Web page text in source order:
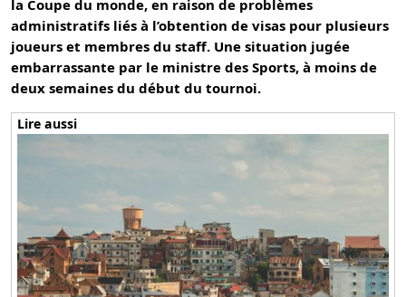
la Coupe du monde, en raison de problèmes
administratifs liés à l’obtention de visas pour plusieurs
joueurs et membres du staff. Une situation jugée
embarrassante par le ministre des Sports, à moins de
deux semaines du début du tournoi.
Lire aussi